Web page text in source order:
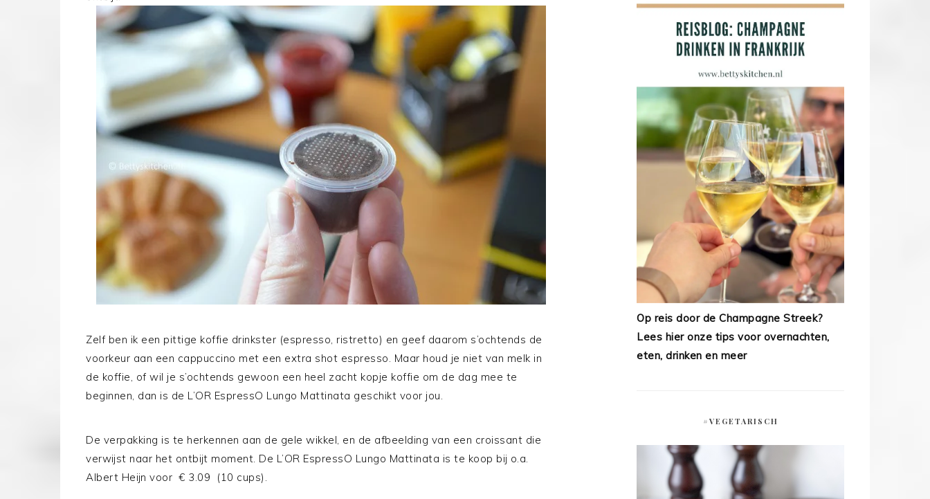
Zelf ben ik een pittige koffie drinkster (espresso, ristretto) en geef daarom s’ochtends de
voorkeur aan een cappuccino met een extra shot espresso. Maar houd je niet van melk in
de koffie, of wil je s’ochtends gewoon een heel zacht kopje koffie om de dag mee te
beginnen, dan is de L’OR EspressO Lungo Mattinata geschikt voor jou.
De verpakking is te herkennen aan de gele wikkel, en de afbeelding van een croissant die
verwijst naar het ontbijt moment. De L’OR EspressO Lungo Mattinata is te koop bij o.a.
Albert Heijn voor € 3.09 (10 cups).
Op reis door de Champagne Streek?
Lees hier onze tips voor overnachten,
eten, drinken en meer
#VEGETARISCH